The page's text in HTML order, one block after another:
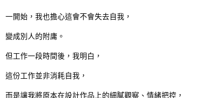
一開始，我也擔心這會不會失去自我，
變成別人的附庸。
但工作一段時間後，我明白，
這份工作並非消耗自我，
而是讓我將原本在設計作品上的細膩觀察、情緒把控，